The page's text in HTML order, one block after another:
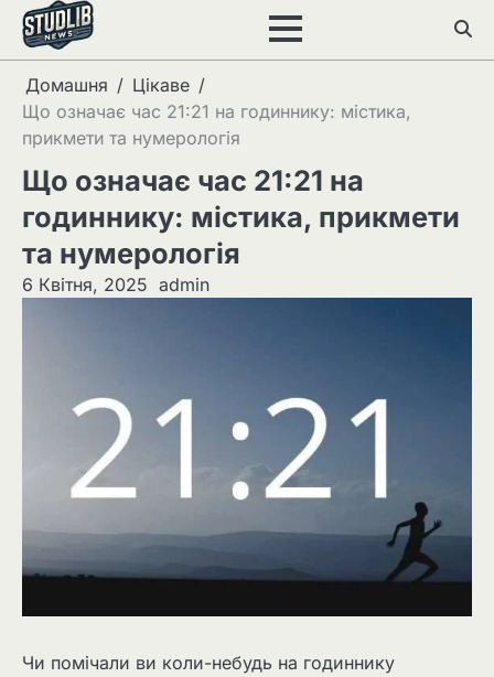
Перейти
вмісту
Домашня
Цікаве
Що означає час 21:21 на годиннику: містика,
прикмети та нумерологія
Що означає час 21:21 на
годиннику: містика, прикмети
та нумерологія
6 Квітня, 2025 admin
Чи помічали ви коли-небудь на годиннику